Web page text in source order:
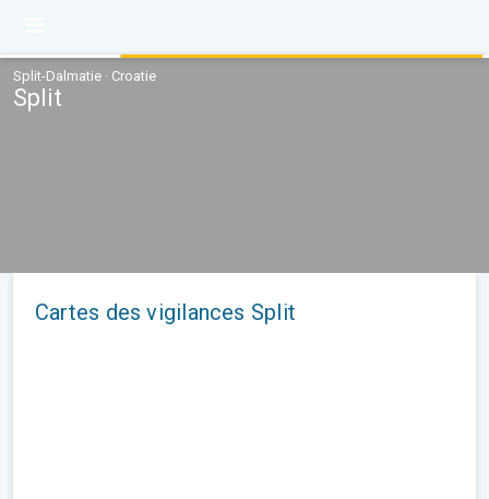
Split-Dalmatie · Croatie
Split
Cartes des vigilances Split